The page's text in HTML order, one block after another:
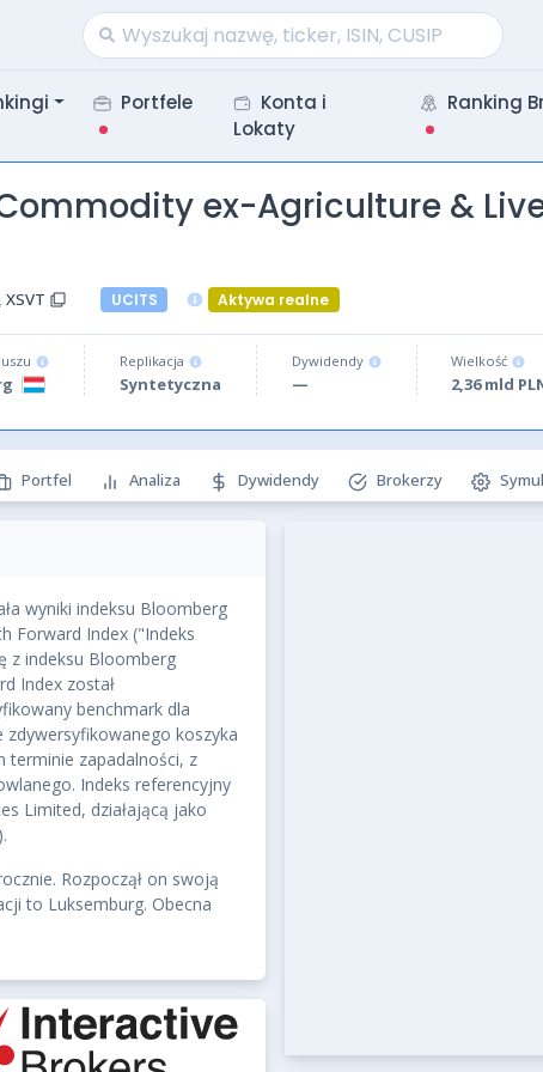
Portfele
Konta i
Lokaty
Ranking
ex-Agriculture &
XSVT UCITS Aktywa realne
Replikacja
Syntetyczna
Dywidendy
—
Wielkość
2,36 mld
Portfel Analiza Dywidendy Brokerzy
wyniki indeksu Bloomberg
Forward Index ("Indeks
z indeksu Bloomberg
Index został
benchmark dla
koszyka
terminie zapadalności, z
Indeks referencyjny
Limited, działającą jako
Rozpoczął on swoją
to Luksemburg. Obecna